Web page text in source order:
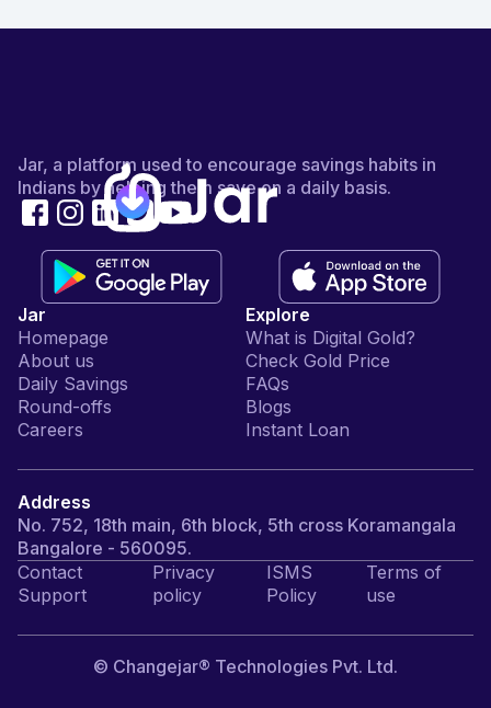
Jar, a platform used to encourage savings habits in
Indians by helping them save on a daily basis.
Jar
Homepage
About us
Daily Savings
Round-offs
Careers
Explore
What is Digital Gold?
Check Gold Price
FAQs
Blogs
Instant Loan
Address
No. 752, 18th main, 6th block, 5th cross Koramangala
Bangalore - 560095.
Contact
Support
Privacy
policy
ISMS
Policy
Terms of
use
© Changejar® Technologies Pvt. Ltd.